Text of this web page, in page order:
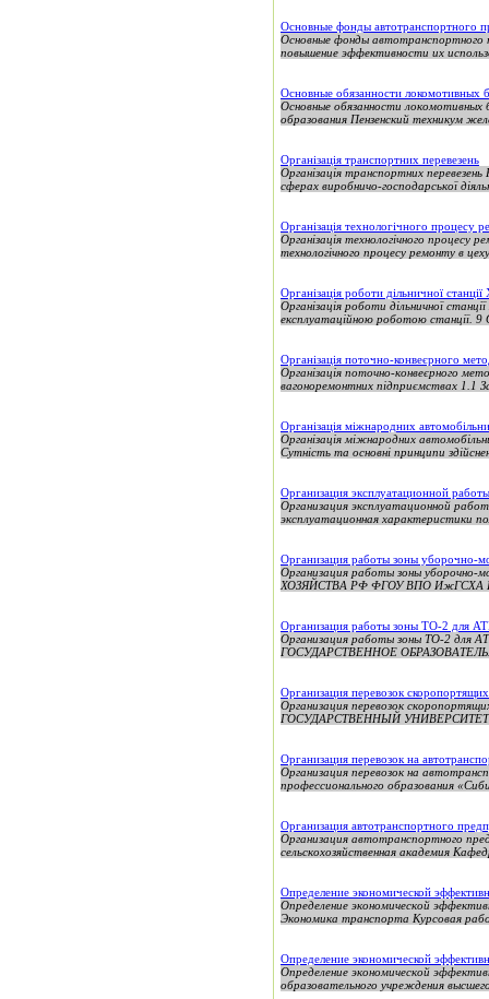
Основные фонды автотранспортного
Основные фонды автотранспортного
повышение эффективности их
Основные обязанности локомотивных
Основные обязанности локомотивных
образования Пензенский техникум
Організація транспортних перевезень
Організація транспортних
сферах виробничо-господарської
Організація технологічного процесу
Організація технологічного процесу
технологічного процесу ремонту в
Організація роботи дільничної
Організація роботи дільничної
експлуатаційною роботою станції. 9
Організація поточно-конвеєрного
Організація поточно-конвеєрного
вагоноремонтних підприємствах 1.1
Організація міжнародних
Організація міжнародних
Сутність та основні принципи
Организация эксплуатационной
Организация эксплуатационной
эксплуатационная характеристики
Организация работы зоны уборочно-
Организация работы зоны
ХОЗЯЙСТВА РФ ФГОУ ВПО
Организация работы зоны ТО-2 для
Организация работы зоны ТО-2
ГОСУДАРСТВЕННОЕ
Организация перевозок
Организация перевозок
ГОСУДАРСТВЕННЫЙ УНИВЕРСИТЕТ
Организация перевозок на
Организация перевозок на
профессионального образования
Организация автотранспортного
Организация автотранспортного
сельскохозяйственная академия
Определение экономической
Определение экономической
Экономика транспорта Курсовая
Определение экономической
Определение экономической
образовательного учреждения